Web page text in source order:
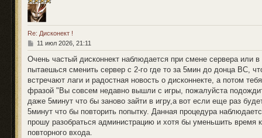
Re: Дисконект !
С
о
о
щ
е
н
и
е
11 июл 2026, 21:11
Очень частый дисконнект наблюдается при смене сервера или
пытаешься сменить сервер с 2-го где то за 5мин до донца BC,
встречают лаги и радостная новость о дисконнекте, а потом
фразой "Вы совсем недавно вышли с игры, пожалуйста
даже 5минут что бы заново зайти в игру,а вот если еще раз
5минут что бы повторить попытку. Данная процедура
прошу разобраться администрацию и хотя бы уменьшить время
повторного входа.